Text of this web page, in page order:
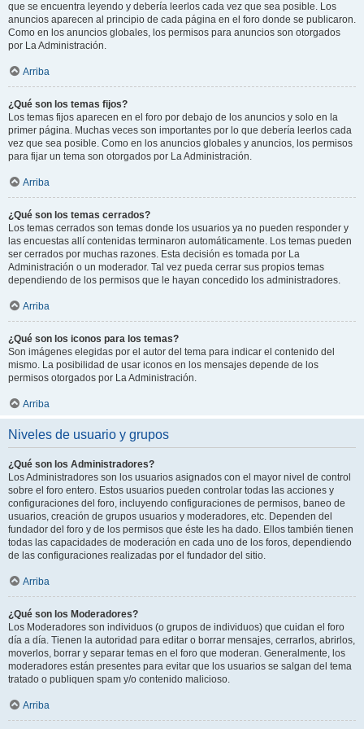
que se encuentra leyendo y debería leerlos cada vez que sea posible. Los
anuncios aparecen al principio de cada página en el foro donde se publicaron.
Como en los anuncios globales, los permisos para anuncios son otorgados
por La Administración.
Arriba
¿Qué son los temas fijos?
Los temas fijos aparecen en el foro por debajo de los anuncios y solo en la
primer página. Muchas veces son importantes por lo que debería leerlos cada
vez que sea posible. Como en los anuncios globales y anuncios, los permisos
para fijar un tema son otorgados por La Administración.
Arriba
¿Qué son los temas cerrados?
Los temas cerrados son temas donde los usuarios ya no pueden responder y
las encuestas allí contenidas terminaron automáticamente. Los temas pueden
ser cerrados por muchas razones. Esta decisión es tomada por La
Administración o un moderador. Tal vez pueda cerrar sus propios temas
dependiendo de los permisos que le hayan concedido los administradores.
Arriba
¿Qué son los iconos para los temas?
Son imágenes elegidas por el autor del tema para indicar el contenido del
mismo. La posibilidad de usar iconos en los mensajes depende de los
permisos otorgados por La Administración.
Arriba
Niveles de usuario y grupos
¿Qué son los Administradores?
Los Administradores son los usuarios asignados con el mayor nivel de control
sobre el foro entero. Estos usuarios pueden controlar todas las acciones y
configuraciones del foro, incluyendo configuraciones de permisos, baneo de
usuarios, creación de grupos usuarios y moderadores, etc. Dependen del
fundador del foro y de los permisos que éste les ha dado. Ellos también tienen
todas las capacidades de moderación en cada uno de los foros, dependiendo
de las configuraciones realizadas por el fundador del sitio.
Arriba
¿Qué son los Moderadores?
Los Moderadores son individuos (o grupos de individuos) que cuidan el foro
día a día. Tienen la autoridad para editar o borrar mensajes, cerrarlos, abrirlos,
moverlos, borrar y separar temas en el foro que moderan. Generalmente, los
moderadores están presentes para evitar que los usuarios se salgan del tema
tratado o publiquen spam y/o contenido malicioso.
Arriba